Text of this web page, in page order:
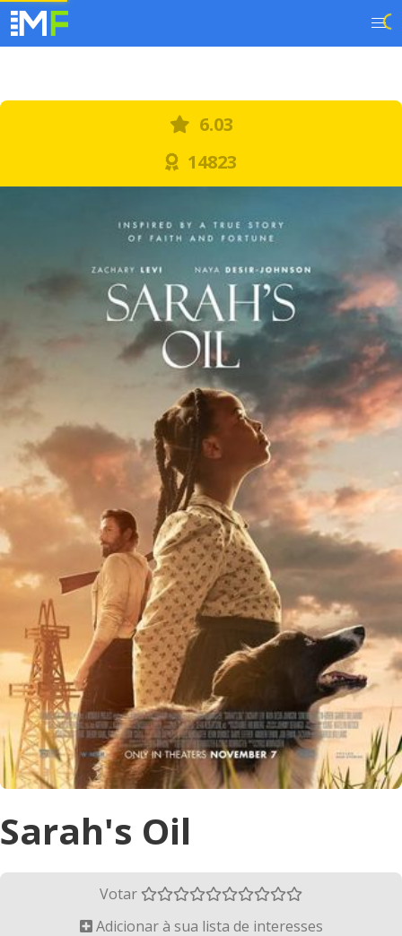
6.03
14823
Sarah's Oil
Votar
Adicionar à sua lista de interesses